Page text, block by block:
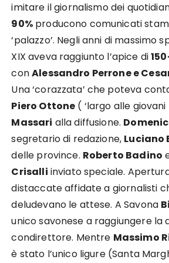
imitare il giornalismo dei
90%producono comunicati
‘palazzo’. Negli anni di massimo
XIX aveva raggiunto l’apice di
conAlessandro Perrone e
Una ‘corazzata’ che poteva
Piero Ottone ( ‘largo alle
Massari alla diffusione.
segretario di redazione, Luciano
delle province. Roberto Badino
Crisalli inviato speciale.
distaccate affidate a giornalisti
deludevano le attese. A Savona
unico savonese a raggiungere la
condirettore. Mentre Massimo
è stato l’unico ligure (Santa